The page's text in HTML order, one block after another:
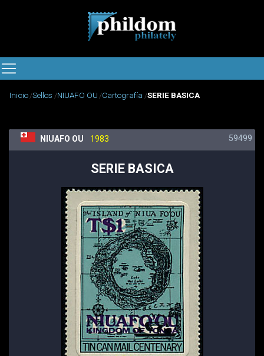
Inicio Sellos NIUAFO OU Cartografía SERIE BASICA
NIUAFO OU 1983 59499
SERIE BASICA